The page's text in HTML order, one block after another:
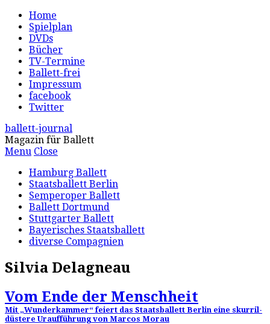
Home
Spielplan
DVDs
Bücher
TV-Termine
Ballett-frei
Impressum
facebook
Twitter
ballett-journal
Magazin für Ballett
Menu Close
Hamburg Ballett
Staatsballett Berlin
Semperoper Ballett
Ballett Dortmund
Stuttgarter Ballett
Bayerisches Staatsballett
diverse Compagnien
Silvia Delagneau
Vom Ende der Menschheit
Mit „Wunderkammer“ feiert das Staatsballett Berlin eine skurril-
düstere Uraufführung von Marcos Morau